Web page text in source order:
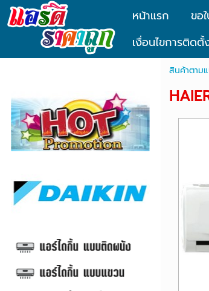
หน้าแรก ขอ
เงื่อนไขการติดตั้
สินค้าตาม